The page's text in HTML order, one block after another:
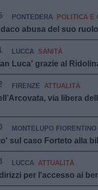
PONTEDERA POLITICA E
abusa del suo
LUCCA SANITÀ
Luca' grazie al
FIRENZE ATTUALITÀ
via libera
MONTELUPO FIORENTINO
sul caso Forteto alla
LUCCA ATTUALITÀ
per l'accesso ai